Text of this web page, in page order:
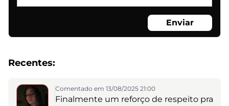
Enviar
Recentes:
Comentado em 13/08/2025 21:00
Finalmente um reforço de respeito pra